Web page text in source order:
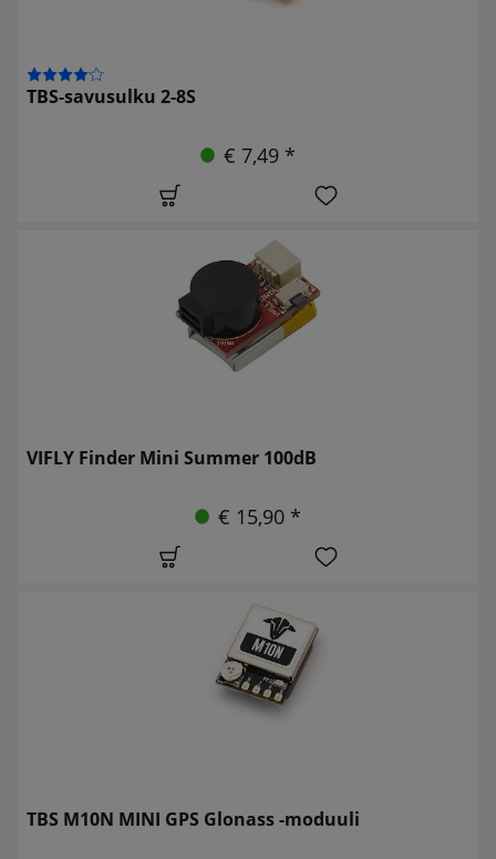
TBS-savusulku 2-8S
€ 7,49 *
VIFLY Finder Mini Summer 100dB
€ 15,90 *
TBS M10N MINI GPS Glonass -moduuli